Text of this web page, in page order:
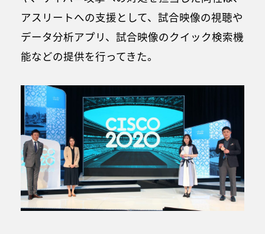
アスリートへの支援として、試合映像の視聴や
データ分析アプリ、試合映像のクイック検索機
能などの提供を行ってきた。